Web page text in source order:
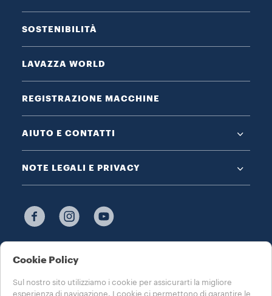
SOSTENIBILITÀ
LAVAZZA WORLD
REGISTRAZIONE MACCHINE
AIUTO E CONTATTI
NOTE LEGALI E PRIVACY
SCEGLI IL TUO PAESE
Cookie Policy
Sul nostro sito utilizziamo i cookie per assicurarti la migliore
esperienza di navigazione. I cookie ci permettono di garantire le